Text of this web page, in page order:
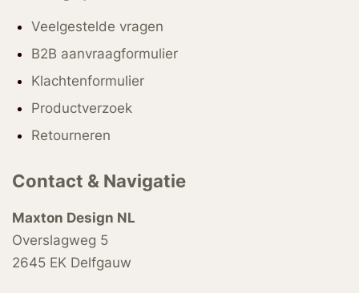
Veelgestelde vragen
B2B aanvraagformulier
Klachtenformulier
Productverzoek
Retourneren
Contact & Navigatie
Maxton Design NL
Overslagweg 5
2645 EK Delfgauw